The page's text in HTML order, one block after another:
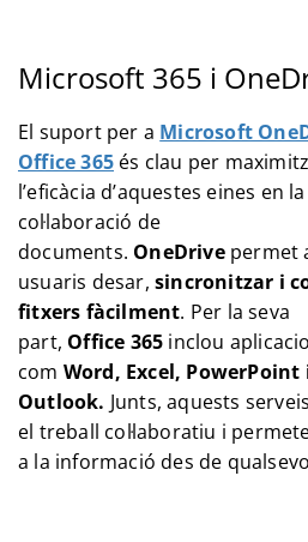
Microsoft 365 i
El suport per a Microsoft
Office 365 és clau per
l’eficàcia d’aquestes eines en
col·laboració de
documents. OneDrivepermet
usuaris desar, sincronitzar i
fitxers fàcilment. Per la seva
part, Office 365 inclou
com Word, Excel, PowerPoint
Outlook. Junts, aquests
el treball col·laboratiu i
a la informació des de